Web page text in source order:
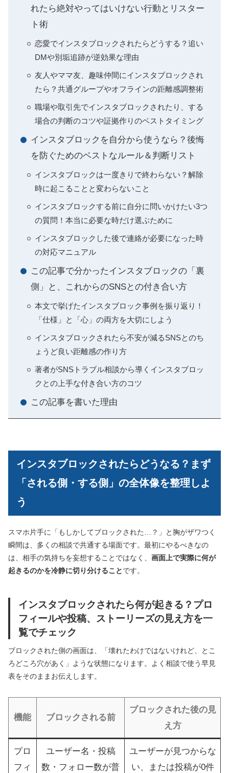
れたら絶対やってはいけない行動とリスター
ト術
恋愛でインスタブロックされたらどうする？追い
DMや別垢追跡が逆効果な理由
友人やママ友、趣味仲間にインスタブロックされ
たら？共通グループやオフラインの距離感調整術
職場や取引先でインスタブロックされたり、する
場合の判断のコツや証拠作りのベストタイミング
インスタブロックを自分から使うなら？後悔
を防ぐためのベストなルール＆判断リスト
インスタブロックは一度きりで終わらない？解除
時に起こることと変わらないこと
インスタブロックする前に自分に問いかけたい3つ
の質問！本当に必要な時だけ選ぶために
インスタブロックした後で連絡が必要になった時
の対応マニュアル
この記事で分かったインスタブロックの「裏
側」と、これからのSNSとの付き合い方
本文で挙げたインスタブロック事例を振り返り！
「仕様」と「心」の両方を大切にしよう
インスタブロックされたら不安が減るSNSとのち
ょうど良い距離感の作り方
著者がSNSトラブル相談から導くインスタブロッ
クとの上手な付き合い方のコツ
この記事を書いた理由
インスタブロックされたらどうなる？まず
「される側・する側」の全体像を整理しよ
う
スマホ片手に「もしかしてブロックされた…？」と胸がザワつく
瞬間は、多くの相談で共通する場面です。最初にやるべきなの
は、相手の気持ちを妄想することではなく、 画面上で実際に何が
起きるのかを冷静に切り分けることです。
インスタブロックされたら何が起きる？プロ
フィールや投稿、ストーリーズの見え方を一
覧でチェック
ブロックされた側の画面は、「壊れたわけではないけれど、とこ
ろどころ穴があく」ような状態になります。よく相談で使う早見
表をそのままお伝えします。
機能 ブロックされる前
ブロックされた後の見
え方
プロ
フィ
ユーザー名・投稿
数・フォロー数が普
ユーザーが見つからな
い、または投稿が0件